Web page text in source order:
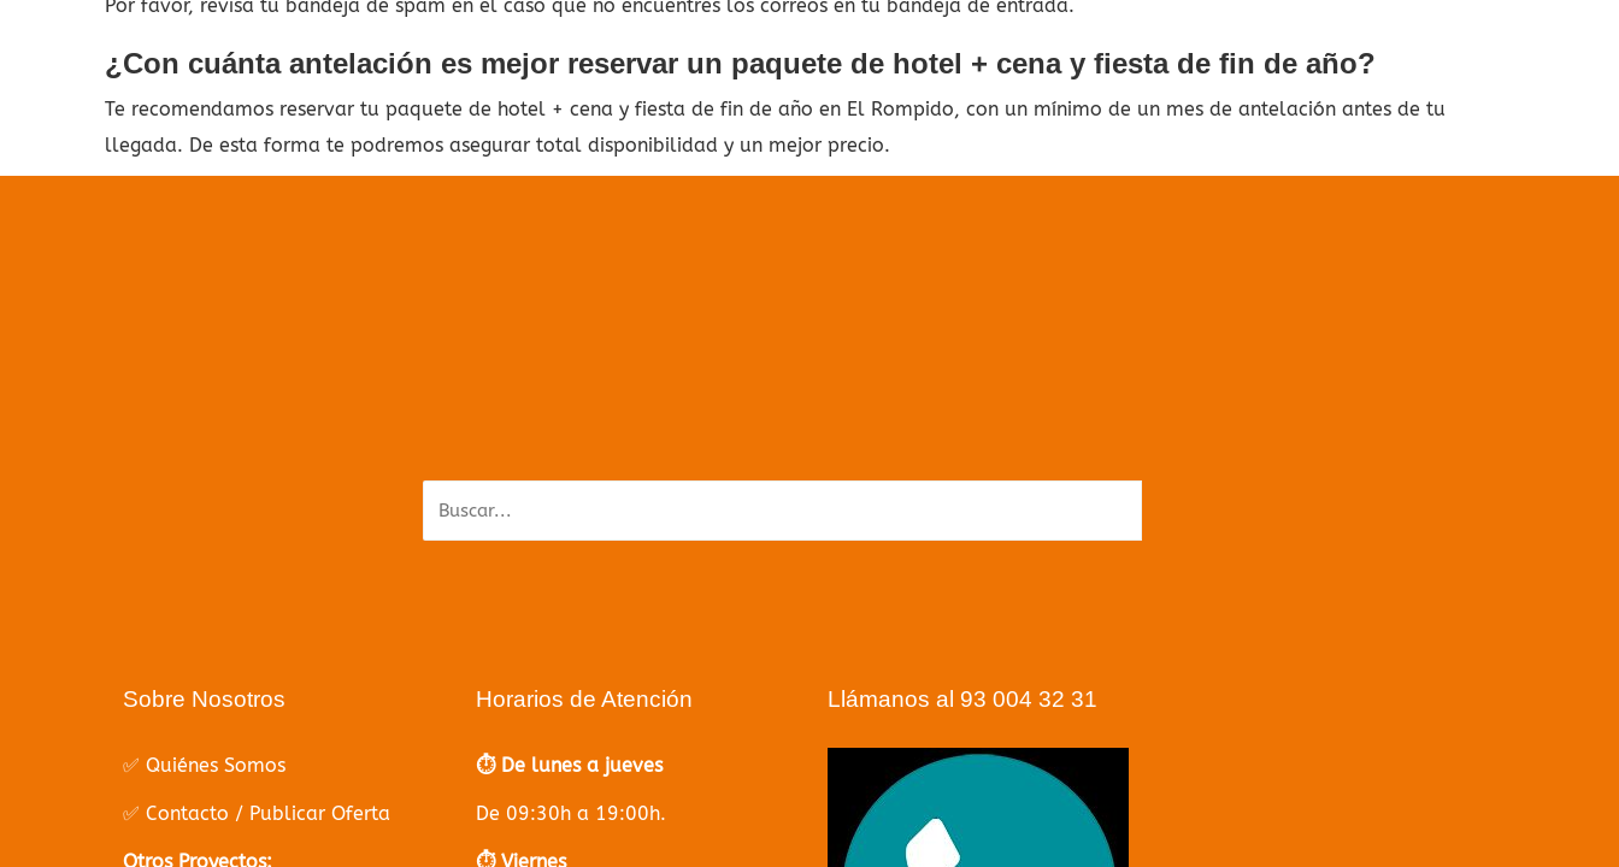
Por favor, revisa tu bandeja de spam en el caso que no encuentres los correos en tu bandeja de entrada.
¿Con cuánta antelación es mejor reservar un paquete de hotel + cena y fiesta de fin de año?
Te recomendamos reservar tu paquete de hotel + cena y fiesta de fin de año en El Rompido, con un mínimo de un mes de antelación antes de tu
llegada. De esta forma te podremos asegurar total disponibilidad y un mejor precio.
Sobre Nosotros
✅ Quiénes Somos
✅ Contacto / Publicar Oferta
Otros Proyectos:
Horarios de Atención
⏱️ De lunes a jueves
De 09:30h a 19:00h.
⏱️ Viernes
Llámanos al 93 004 32 31